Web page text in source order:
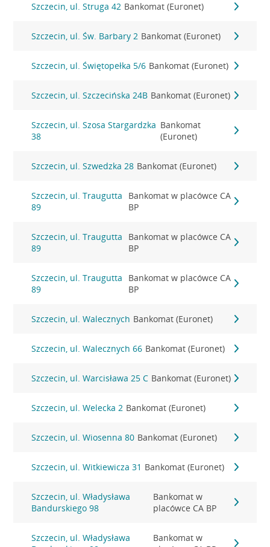
Szczecin, ul. Struga 42 Bankomat (Euronet)
Szczecin, ul. Św. Barbary 2 Bankomat (Euronet)
Szczecin, ul. Świętopełka 5/6 Bankomat (Euronet)
Szczecin, ul. Szczecińska 24B Bankomat (Euronet)
Szczecin, ul. Szosa Stargardzka
38
Bankomat
(Euronet)
Szczecin, ul. Szwedzka 28 Bankomat (Euronet)
Szczecin, ul. Traugutta
89
Bankomat w placówce CA
BP
Szczecin, ul. Traugutta
89
Bankomat w placówce CA
BP
Szczecin, ul. Traugutta
89
Bankomat w placówce CA
BP
Szczecin, ul. Walecznych Bankomat (Euronet)
Szczecin, ul. Walecznych 66 Bankomat (Euronet)
Szczecin, ul. Warcisława 25 C Bankomat (Euronet)
Szczecin, ul. Welecka 2 Bankomat (Euronet)
Szczecin, ul. Wiosenna 80 Bankomat (Euronet)
Szczecin, ul. Witkiewicza 31 Bankomat (Euronet)
Szczecin, ul. Władysława
Bandurskiego 98
Bankomat w
placówce CA BP
Szczecin, ul. Władysława
Bankomat w